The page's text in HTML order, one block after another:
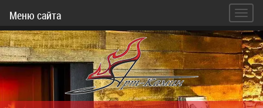
Меню сайта